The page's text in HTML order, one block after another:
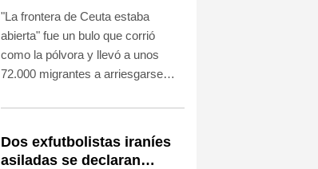
última ola de migrantes
que llegó al enclave
español de Ceuta
"La frontera de Ceuta estaba
abierta" fue un bulo que corrió
como la pólvora y llevó a unos
72.000 migrantes a arriesgarse
desde Marruecos a finales de julio.
Dos exfutbolistas iraníes
asiladas se declaran